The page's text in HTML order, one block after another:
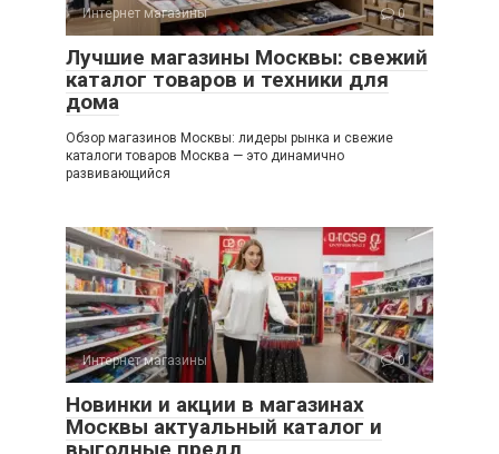
Интернет магазины 0
Лучшие магазины Москвы: свежий
каталог товаров и техники для
дома
Обзор магазинов Москвы: лидеры рынка и свежие
каталоги товаров Москва — это динамично
развивающийся
Интернет магазины 0
Новинки и акции в магазинах
Москвы актуальный каталог и
выгодные предл